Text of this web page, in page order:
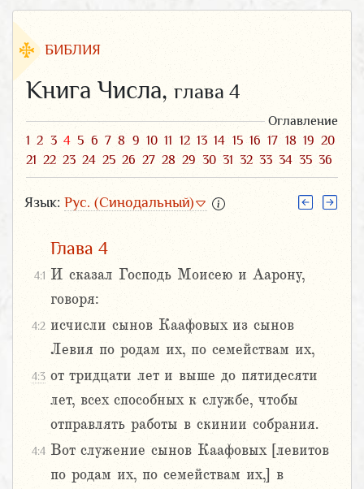
БИБЛИЯ
Книга Числа, глава 4
Оглавление
1 2 3 4 5 6 7 8 9 10 11 12 13 14 15 16 17 18 19 20
21 22 23 24 25 26 27 28 29 30 31 32 33 34 35 36
Язык: Рус. (Синодальный)
Глава 4
4:1 И сказал Господь Моисею и Аарону,
говоря:
4:2 исчисли сынов Каафовых из сынов
Левия по родам их, по семействам их,
4:3 от тридцати лет и выше до пятидесяти
лет, всех способных к службе, чтобы
отправлять работы в скинии собрания.
4:4 Вот служение сынов Каафовых [левитов
по родам их, по семействам их,] в